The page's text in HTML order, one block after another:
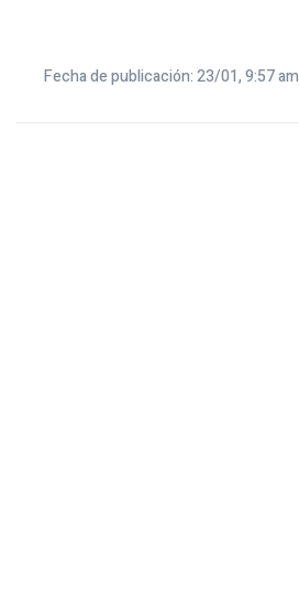
Fecha de publicación: 23/01, 9:57 am